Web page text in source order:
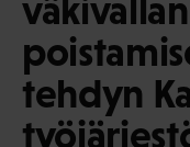
tehdyn